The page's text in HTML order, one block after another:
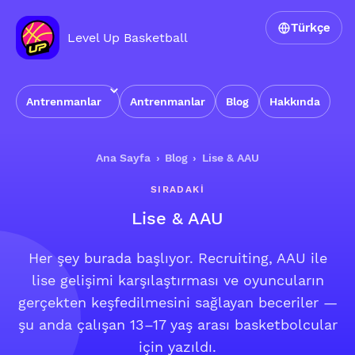
Level Up Basketball
Antrenmanlar Antrenmanlar Blog Hakkında
Türkçe
Ana Sayfa › Blog › Lise & AAU
SIRADAKI
Lise & AAU
Her şey burada başlıyor. Recruiting, AAU ile
lise gelişimi karşılaştırması ve oyuncuların
gerçekten keşfedilmesini sağlayan beceriler —
şu anda çalışan 13–17 yaş arası basketbolcular
için yazıldı.